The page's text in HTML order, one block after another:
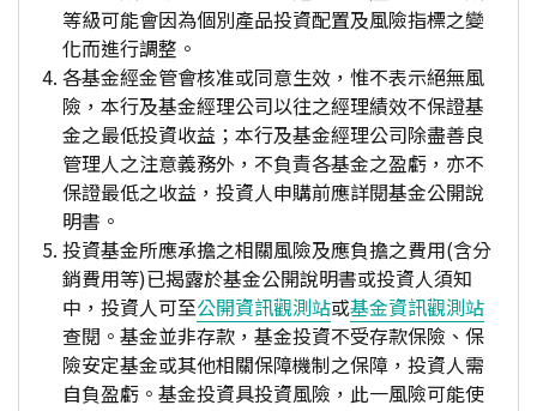
等級可能會因為個別產品投資配置及風險指標之變
化而進行調整。
各基金經金管會核准或同意生效，惟不表示絕無風
險，本行及基金經理公司以往之經理績效不保證基
金之最低投資收益；本行及基金經理公司除盡善良
管理人之注意義務外，不負責各基金之盈虧，亦不
保證最低之收益，投資人申購前應詳閱基金公開說
明書。
投資基金所應承擔之相關風險及應負擔之費用(含分
銷費用等)已揭露於基金公開說明書或投資人須知
中，投資人可至公開資訊觀測站或基金資訊觀測站
查閱。基金並非存款，基金投資不受存款保險、保
險安定基金或其他相關保障機制之保障，投資人需
自負盈虧。基金投資具投資風險，此一風險可能使